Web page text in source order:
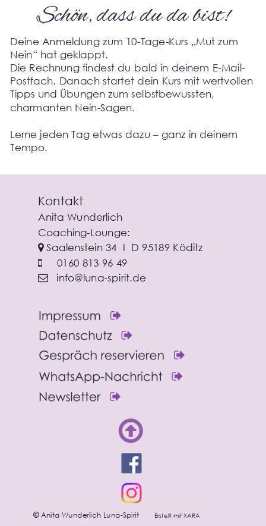
Schön, dass du da bist!
Erstellt mit XARA
© Anita Wunderlich Luna-Spirit
Kontakt
Anita Wunderlich
Coaching-Lounge:
 Saalenstein 34  I  D 95189 Köditz
 0160 813 96 49
 info@luna-spirit.de
Deine Anmeldung zum 10-Tage-Kurs „Mut zum
Nein“ hat geklappt.
Die Rechnung findest du bald in deinem E-Mail-
Postfach. Danach startet dein Kurs mit wertvollen
Tipps und Übungen zum selbstbewussten,
charmanten Nein-Sagen.
Lerne jeden Tag etwas dazu – ganz in deinem
Tempo.